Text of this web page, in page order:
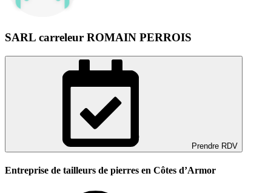
SARL carreleur ROMAIN PERROIS
Prendre RDV
Entreprise de tailleurs de pierres en Côtes d’Armor